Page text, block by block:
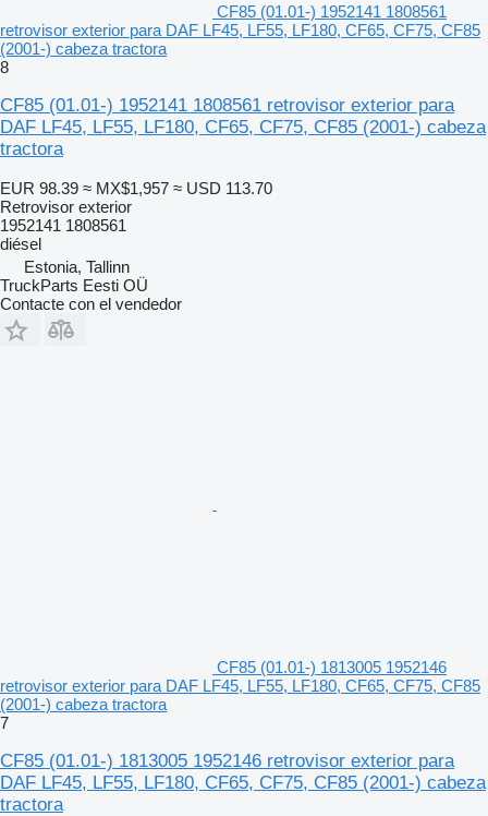
CF85 (01.01-) 1952141 1808561
retrovisor exterior para DAF LF45, LF55, LF180, CF65, CF75, CF85
(2001-) cabeza tractora
8
CF85 (01.01-) 1952141 1808561 retrovisor exterior para
DAF LF45, LF55, LF180, CF65, CF75, CF85 (2001-) cabeza
tractora
EUR 98.39 ≈ MX$1,957 ≈ USD 113.70
Retrovisor exterior
1952141 1808561
diésel
Estonia, Tallinn
TruckParts Eesti OÜ
Contacte con el vendedor
CF85 (01.01-) 1813005 1952146
retrovisor exterior para DAF LF45, LF55, LF180, CF65, CF75, CF85
(2001-) cabeza tractora
7
CF85 (01.01-) 1813005 1952146 retrovisor exterior para
DAF LF45, LF55, LF180, CF65, CF75, CF85 (2001-) cabeza
tractora